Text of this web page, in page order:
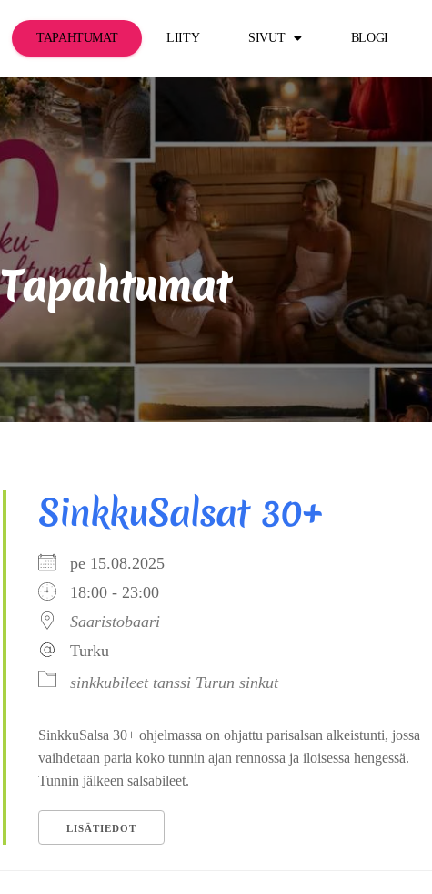
TAPAHTUMAT LIITY SIVUT BLOGI
Tapahtumat
SinkkuSalsat 30+
pe 15.08.2025
18:00 - 23:00
Saaristobaari
Turku
sinkkubileet tanssi Turun sinkut
SinkkuSalsa 30+ ohjelmassa on ohjattu parisalsan alkeistunti, jossa
vaihdetaan paria koko tunnin ajan rennossa ja iloisessa hengessä.
Tunnin jälkeen salsabileet.
LISÄTIEDOT